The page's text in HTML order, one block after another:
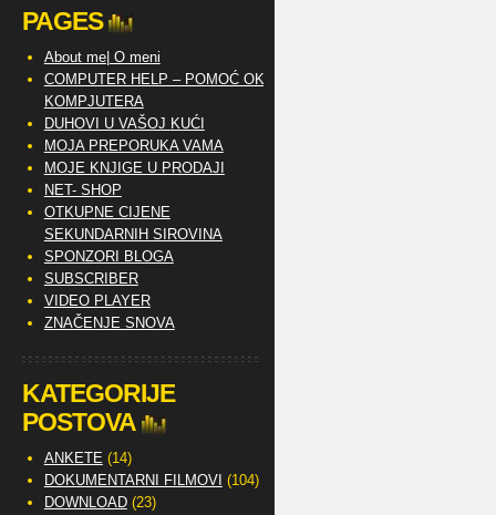
PAGES
About me| O meni
COMPUTER HELP – POMOĆ OKO
KOMPJUTERA
DUHOVI U VAŠOJ KUĆI
MOJA PREPORUKA VAMA
MOJE KNJIGE U PRODAJI
NET- SHOP
OTKUPNE CIJENE
SEKUNDARNIH SIROVINA
SPONZORI BLOGA
SUBSCRIBER
VIDEO PLAYER
ZNAČENJE SNOVA
KATEGORIJE
POSTOVA
ANKETE (14)
DOKUMENTARNI FILMOVI (104)
DOWNLOAD(23)